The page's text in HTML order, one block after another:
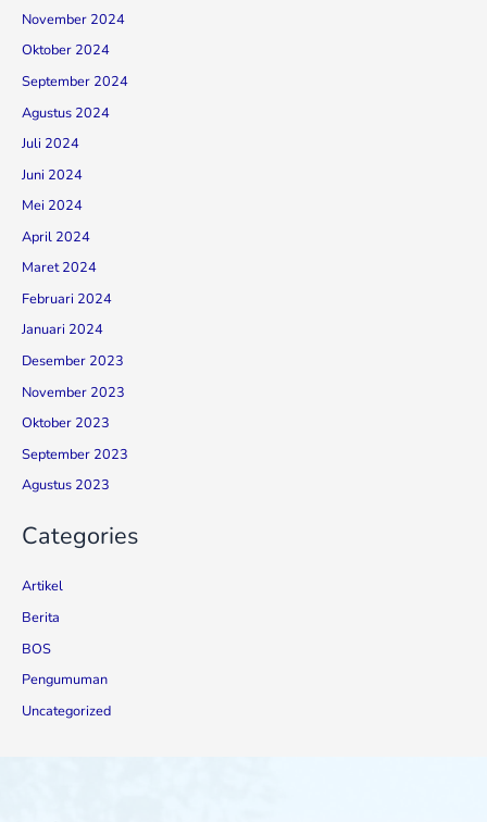
November 2024
Oktober 2024
September 2024
Agustus 2024
Juli 2024
Juni 2024
Mei 2024
April 2024
Maret 2024
Februari 2024
Januari 2024
Desember 2023
November 2023
Oktober 2023
September 2023
Agustus 2023
Categories
Artikel
Berita
BOS
Pengumuman
Uncategorized